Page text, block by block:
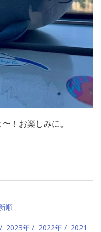
！お楽しみに。
順
2023年 2022年 2021